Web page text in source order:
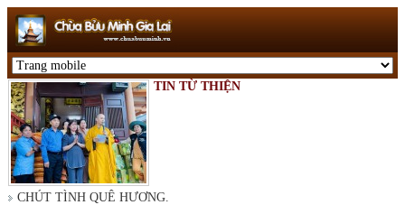
TIN TỪ THIỆN
CHÚT TÌNH QUÊ HƯƠNG.